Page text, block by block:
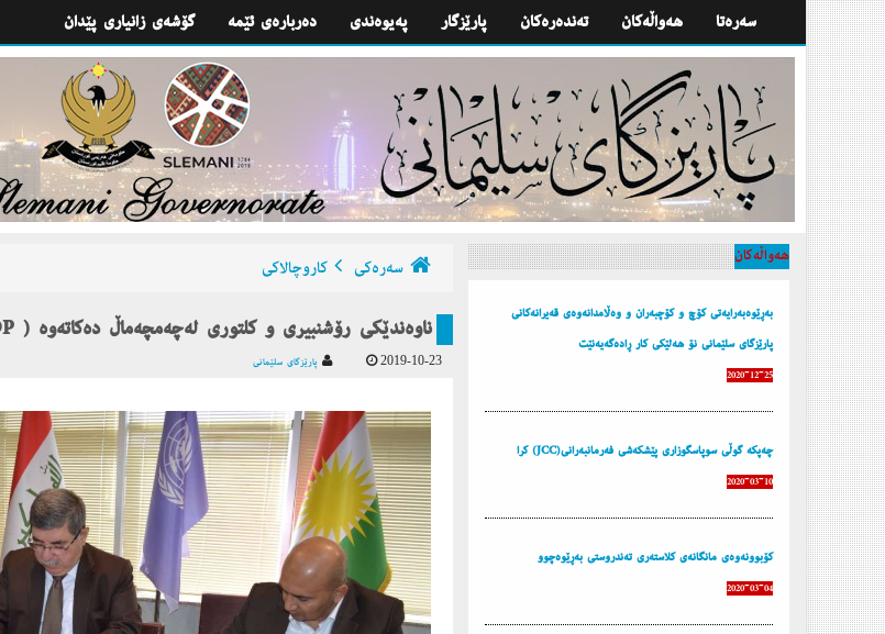
گۆشه‌ی زانیاری پێدان په‌یوه‌ندی پارێزگار تەندەرەكان هه‌واڵه‌كان سه‌ره‌تا
سه‌ره‌كی كاروچالاكی
(UNDP ) ناوه‌ندێكی رۆشنبیری و كلتوری له‌چه‌مچه‌ماڵ ده‌كاته‌وه‌
2019-10-23
هه‌واڵه‌كان
بەڕێوەبەرایەتی کۆچ و کۆچبەران و وەڵامدانەوەی قەیرانەکانی
پارێزگای سلێمانی نۆ هەلێکی کار ڕادەگەیەنێت
2020-12-25
چه‌پكه‌ گوڵی سوپاسگوزاری پێشكه‌شی فه‌رمانبه‌رانی(JCC) كرا
2020-03-10
كۆبوونه‌وه‌ی مانگانه‌ی كلاسته‌ری ته‌ندروستی به‌ڕێوه‌چوو
2020-03-04